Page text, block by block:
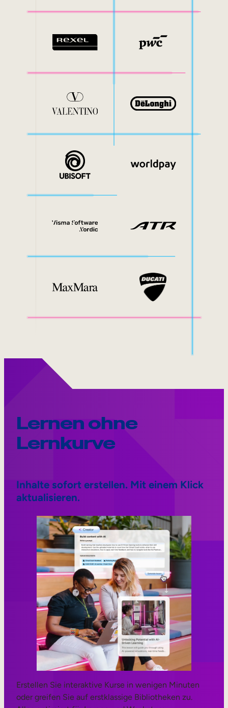
Lernen ohne
Lernkurve
Inhalte sofort erstellen. Mit einem Klick
aktualisieren.
Erstellen Sie interaktive Kurse in wenigen Minuten
oder greifen Sie auf erstklassige Bibliotheken zu.